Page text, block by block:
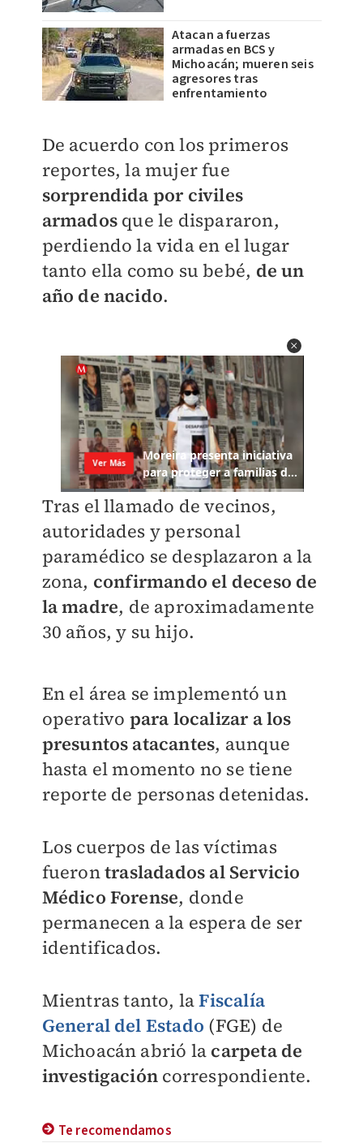
Atacan a fuerzas
armadas en BCS y
Michoacán; mueren seis
agresores tras
enfrentamiento
De acuerdo con los primeros
reportes, la mujer fue
sorprendida por civiles
armadosque le dispararon,
perdiendo la vida en el lugar
tanto ella como su bebé, de un
año de nacido.
Tras el llamado de vecinos,
autoridades y personal
paramédico se desplazaron a la
zona, confirmando el deceso de
la madre, de aproximadamente
30 años, y su hijo.
En el área se implementó un
operativo para localizar a los
presuntos atacantes, aunque
hasta el momento no se tiene
reporte de personas detenidas.
Los cuerpos de las víctimas
fuerontrasladados al Servicio
Médico Forense, donde
permanecen a la espera de ser
identificados.
Mientras tanto, laFiscalía
General del Estado (FGE) de
Michoacán abrió la carpeta de
investigación correspondiente.
Te recomendamos